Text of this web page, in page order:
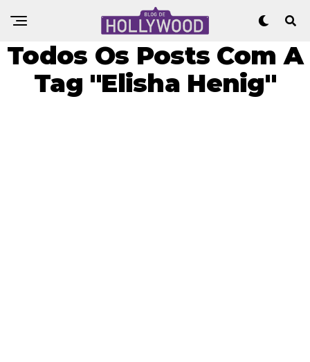
Todos Os Posts Com A
Tag "Elisha Henig"